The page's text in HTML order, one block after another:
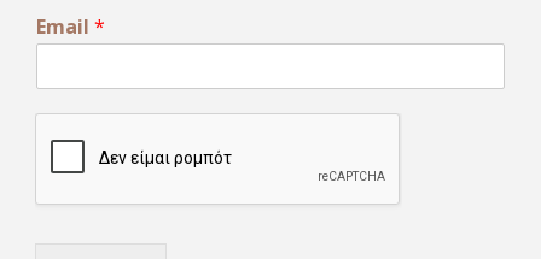
E
m
i
l
Email *